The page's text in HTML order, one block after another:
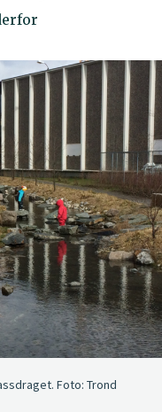
Foto: Trond